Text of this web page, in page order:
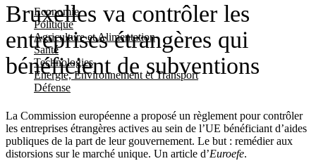
Economie
Politique
Agriculture et Alimentation
Santé
Technologies
Energie, Environnement et Transport
Défense
Bruxelles va contrôler les
entreprises étrangères qui
bénéficient de subventions
La Commission européenne a proposé un règlement pour contrôler
les entreprises étrangères actives au sein de l’UE bénéficiant d’aides
publiques de la part de leur gouvernement. Le but : remédier aux
distorsions sur le marché unique. Un article d’Euroefe.